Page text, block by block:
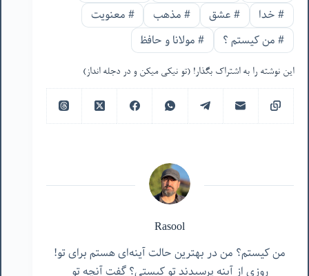
#خدا #عشق #مذهب #معنویت
#من‌ کیستم ؟ #مولانا و حافظ
این نوشته را به اشتراک بگذار! (تو نیکی میکن و در دجله انداز)
Rasool
من کیستم؟ من در بهترین حالت آینه‌ای هستم برای تو!
روزی از آینه پرسیدند تو کیستی؟ گفت آنچه تو